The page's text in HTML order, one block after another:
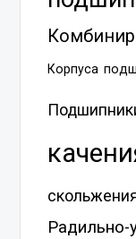
Корпуса
Радильно-